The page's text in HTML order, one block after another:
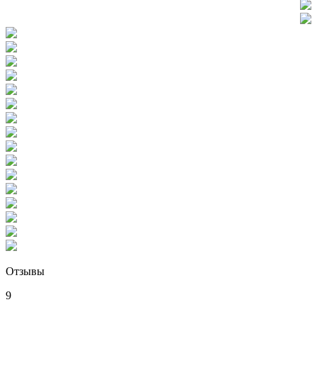
Отзывы
9